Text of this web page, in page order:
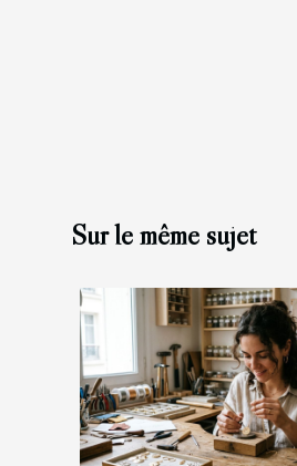
Sur le même sujet